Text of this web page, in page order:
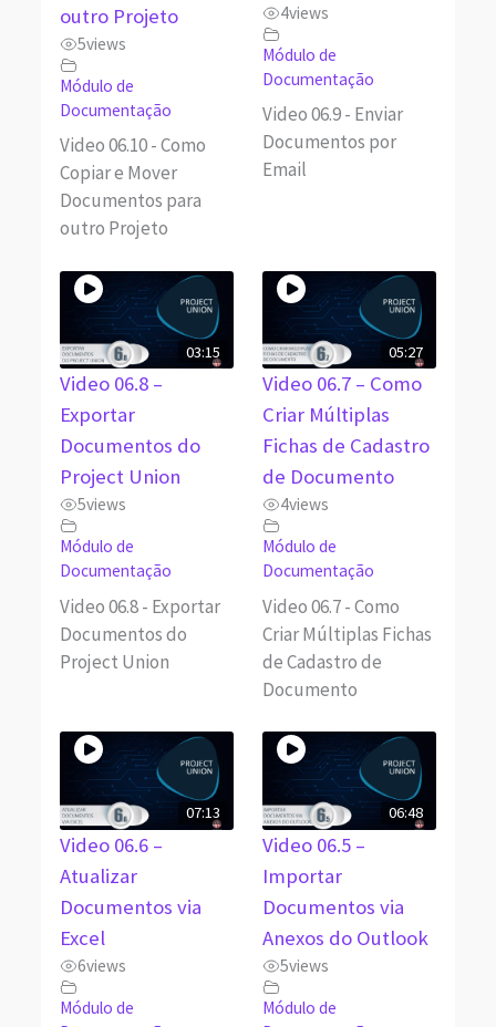
outro Projeto
5views
Módulo de
Documentação
Video 06.10 - Como
Copiar e Mover
Documentos para
outro Projeto
4views
Módulo de
Documentação
Video 06.9 - Enviar
Documentos por
Email
03:15
Video 06.8 –
Exportar
Documentos do
Project Union
5views
Módulo de
Documentação
Video 06.8 - Exportar
Documentos do
Project Union
05:27
Video 06.7 – Como
Criar Múltiplas
Fichas de Cadastro
de Documento
4views
Módulo de
Documentação
Video 06.7 - Como
Criar Múltiplas Fichas
de Cadastro de
Documento
07:13
Video 06.6 –
Atualizar
Documentos via
Excel
6views
Módulo de
06:48
Video 06.5 –
Importar
Documentos via
Anexos do Outlook
5views
Módulo de